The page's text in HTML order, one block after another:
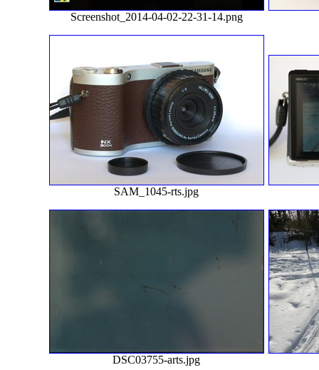
Screenshot_2014-04-02-22-31-14.png
SAM_1045-rts.jpg
DSC03755-arts.jpg